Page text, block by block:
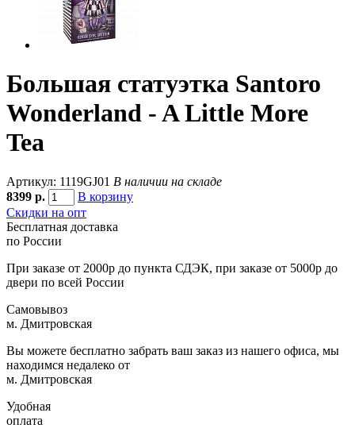
Большая статуэтка Santoro
Wonderland - A Little More
Tea
Артикул: 1119GJ01 В наличии на складе
8399 р.
В корзину
Скидки на опт
Бесплатная доставка
по России
При заказе от 2000р до пункта СДЭК, при заказе от 5000р до
двери по всей России
Самовывоз
м. Дмитровская
Вы можете бесплатно забрать ваш заказ из нашего офиса, мы
находимся недалеко от
м. Дмитровская
Удобная
оплата